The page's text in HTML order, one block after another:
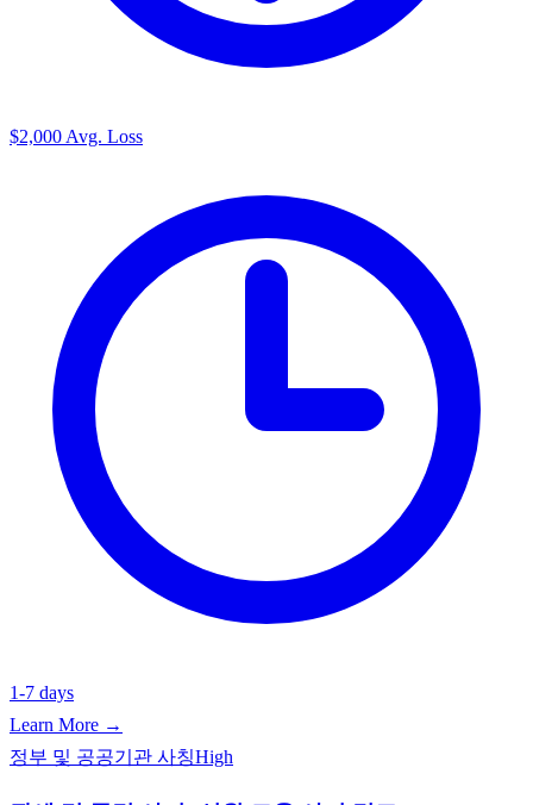
$2,000 Avg. Loss
1-7 days
Learn More →
정부 및 공공기관 사칭High